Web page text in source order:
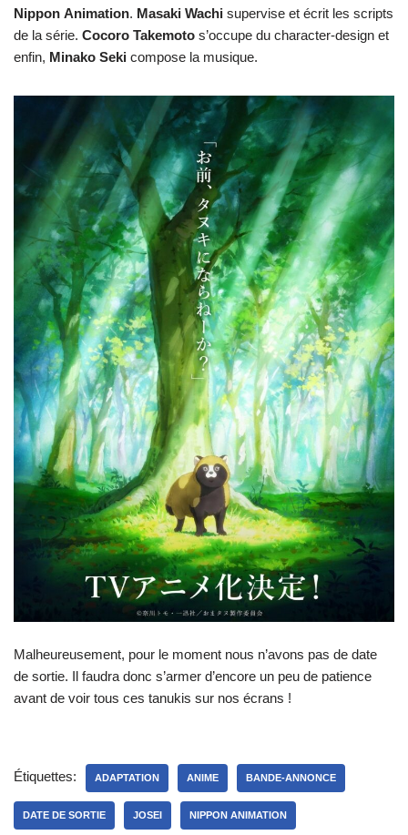
Nippon Animation. Masaki Wachi supervise et écrit les scripts
de la série. Cocoro Takemoto s’occupe du character-design et
enfin, Minako Seki compose la musique.
Malheureusement, pour le moment nous n’avons pas de date
de sortie. Il faudra donc s’armer d’encore un peu de patience
avant de voir tous ces tanukis sur nos écrans !
Étiquettes: ADAPTATION ANIME BANDE-ANNONCE
DATE DE SORTIE JOSEI NIPPON ANIMATION